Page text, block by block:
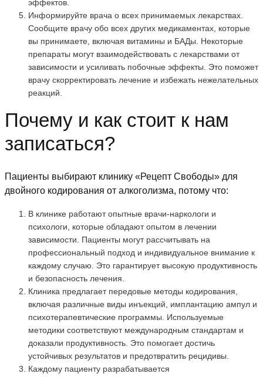
эффектов.
Информируйте врача о всех принимаемых лекарствах.
Сообщите врачу обо всех других медикаментах, которые
вы принимаете, включая витамины и БАДы. Некоторые
препараты могут взаимодействовать с лекарствами от
зависимости и усиливать побочные эффекты. Это поможет
врачу скорректировать лечение и избежать нежелательных
реакций.
Почему и как стоит к нам
записаться?
Пациенты выбирают клинику «Рецепт Свободы» для
двойного кодирования от алкоголизма, потому что:
В клинике работают опытные врачи-наркологи и
психологи, которые обладают опытом в лечении
зависимости. Пациенты могут рассчитывать на
профессиональный подход и индивидуальное внимание к
каждому случаю. Это гарантирует высокую продуктивность
и безопасность лечения.
Клиника предлагает передовые методы кодирования,
включая различные виды инъекций, имплантацию ампул и
психотерапевтические программы. Используемые
методики соответствуют международным стандартам и
доказали продуктивность. Это помогает достичь
устойчивых результатов и предотвратить рецидивы.
Каждому пациенту разрабатывается